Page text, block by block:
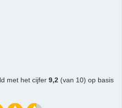
met het cijfer 9,2 (van 10) op basis